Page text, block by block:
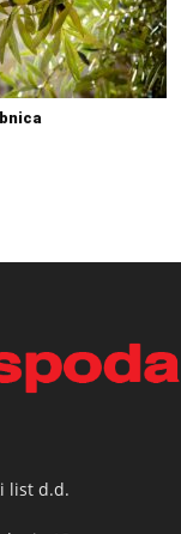
list d.d.